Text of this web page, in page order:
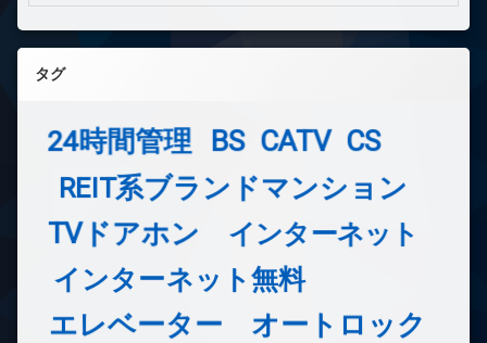
タグ
24時間管理 BS CATV CS
REIT系ブランドマンション
TVドアホン インターネット
インターネット無料
エレベーター オートロック